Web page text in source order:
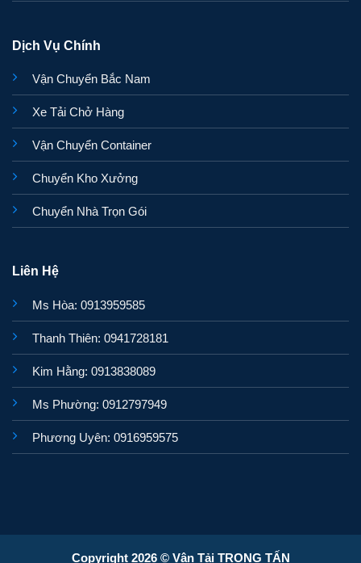
Dịch Vụ Chính
Vận Chuyển Bắc Nam
Xe Tải Chở Hàng
Vận Chuyển Container
Chuyển Kho Xưởng
Chuyển Nhà Trọn Gói
Liên Hệ
Ms Hòa: 0913959585
Thanh Thiên: 0941728181
Kim Hằng: 0913838089
Ms Phường: 0912797949
Phương Uyên: 0916959575
Copyright 2026 © Vận Tải TRỌNG TẤN